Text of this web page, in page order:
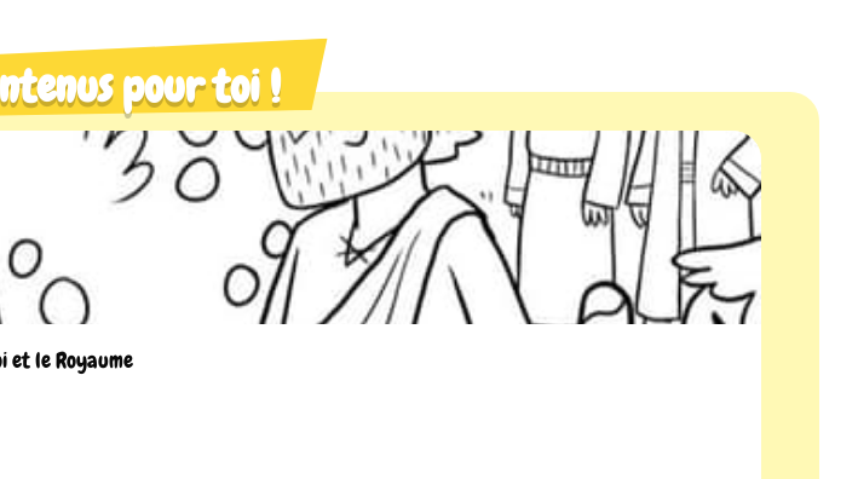
pour toi !
et le Royaume